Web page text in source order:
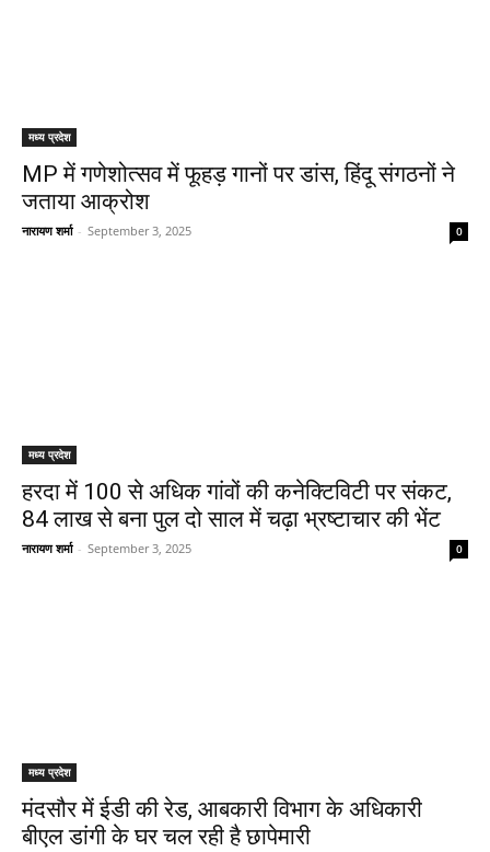
मध्य प्रदेश
MP में गणेशोत्सव में फूहड़ गानों पर डांस, हिंदू संगठनों ने
जताया आक्रोश
नारायण शर्मा - September 3, 2025 0
मध्य प्रदेश
हरदा में 100 से अधिक गांवों की कनेक्टिविटी पर संकट,
84 लाख से बना पुल दो साल में चढ़ा भ्रष्टाचार की भेंट
नारायण शर्मा - September 3, 2025 0
मध्य प्रदेश
मंदसौर में ईडी की रेड, आबकारी विभाग के अधिकारी
बीएल डांगी के घर चल रही है छापेमारी